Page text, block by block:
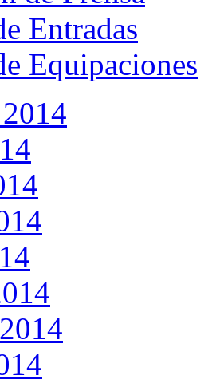
Entradas
Equipaciones